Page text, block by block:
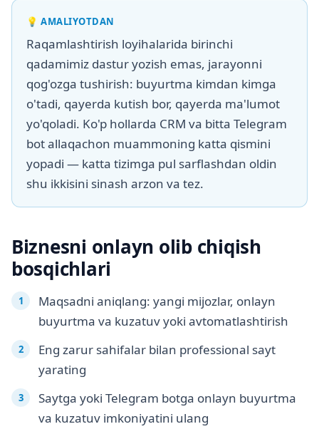
💡AMALIYOTDAN
Raqamlashtirish loyihalarida birinchi
qadamimiz dastur yozish emas, jarayonni
qog'ozga tushirish: buyurtma kimdan kimga
o'tadi, qayerda kutish bor, qayerda ma'lumot
yo'qoladi. Ko'p hollarda CRM va bitta Telegram
bot allaqachon muammoning katta qismini
yopadi — katta tizimga pul sarflashdan oldin
shu ikkisini sinash arzon va tez.
Biznesni onlayn olib chiqish
bosqichlari
Maqsadni aniqlang: yangi mijozlar, onlayn
buyurtma va kuzatuv yoki avtomatlashtirish
Eng zarur sahifalar bilan professional sayt
yarating
Saytga yoki Telegram botga onlayn buyurtma
va kuzatuv imkoniyatini ulang